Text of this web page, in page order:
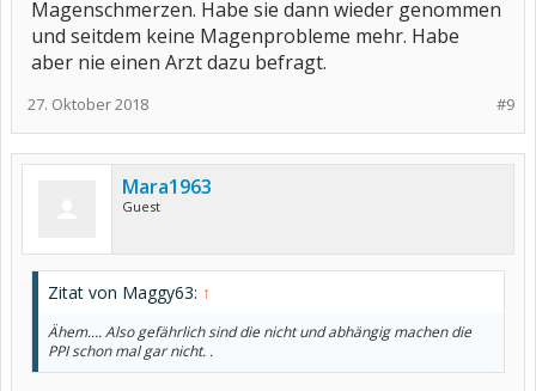
Magenschmerzen. Habe sie dann wieder genommen
und seitdem keine Magenprobleme mehr. Habe
aber nie einen Arzt dazu befragt.
#9
27. Oktober 2018
Mara1963
Guest
Zitat von Maggy63: ↑
Ähem.... Also gefährlich sind die nicht und abhängig machen die
PPI schon mal gar nicht. .